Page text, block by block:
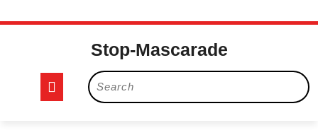
Skip
Stop-Mascarade
Open
Search
for: